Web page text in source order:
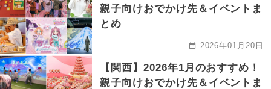
親子向けおでかけ先＆イベントま
とめ
2026年01月20日
【関西】2026年1月のおすすめ！
親子向けおでかけ先＆イベントま